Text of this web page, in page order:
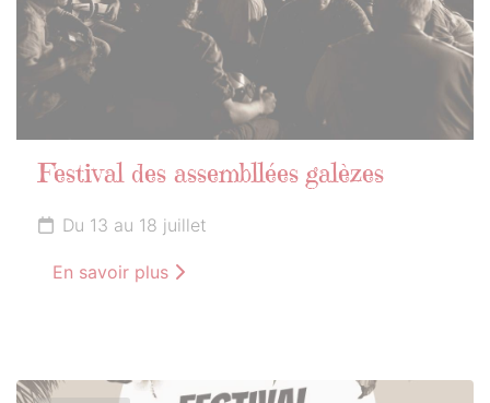
Festival des assembllées galèzes
Du 13 au 18 juillet
En savoir plus